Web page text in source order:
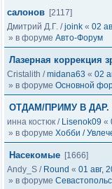
салонов [2117]
Дмитрий Д.Г. /joink « 02
» в форуме Авто-Форум
Лазерная коррекция
Cristalith /midana63 « 02
» в форуме Основной
ОТДАМ/ПРИМУ В ДАР.
инна костюк / Lisenok09 «
» в форуме Хобби /
Насекомые [1666]
Andy_S / Round « 01 авг,
» в форуме